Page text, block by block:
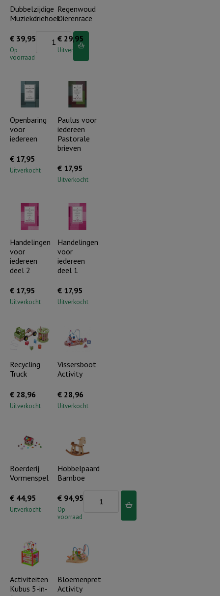
Dubbelzijdige
Muziekdriehoek
€ 39,95
Op
voorraad
Dubbelzijdige
Muziekdriehoek
Regenwoud
Dierenrace
€ 29,95
Uitverkocht
Openbaring
voor
iedereen
€ 17,95
Uitverkocht
Paulus voor
iedereen
Pastorale
brieven
€ 17,95
Uitverkocht
Handelingen
voor
iedereen
deel 2
€ 17,95
Uitverkocht
Handelingen
voor
iedereen
deel 1
€ 17,95
Uitverkocht
Recycling
Truck
€ 28,96
Uitverkocht
Vissersboot
Activity
€ 28,96
Uitverkocht
Boerderij
Vormenspel
€ 44,95
Uitverkocht
Hobbelpaard
Bamboe
€ 94,95
Op
voorraad
Activiteiten
Kubus 5-in-
Bloemenpret
Activity